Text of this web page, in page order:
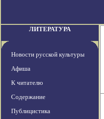
ЛИТЕРАТУРА
Новости русской культуры
Афиша
К читателю
Содержание
Публицистика